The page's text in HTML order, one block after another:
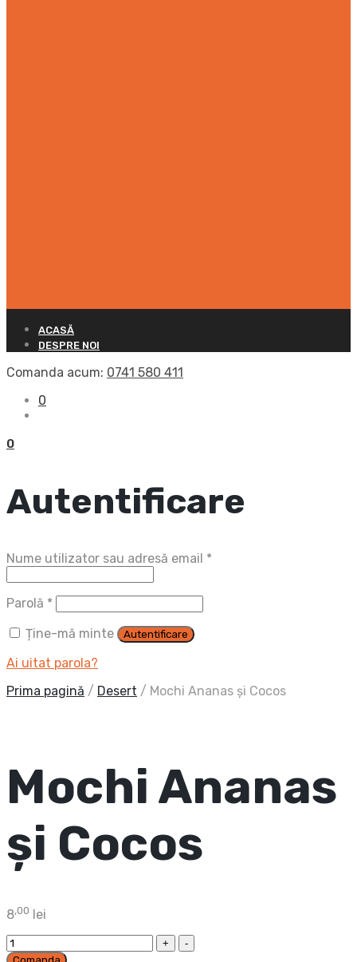
ACASĂ
DESPRE NOI
Comanda acum: 0741 580 411
0
0
Autentificare
Nume utilizator sau adresă email *
Parolă *
Ține-mă minte Autentificare
Ai uitat parola?
Prima pagină / Desert / Mochi Ananas și Cocos
Mochi Ananas
și Cocos
8,00 lei
Mochi
Ananas